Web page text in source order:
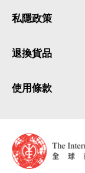
私隱政策
退換貨品
使用條款